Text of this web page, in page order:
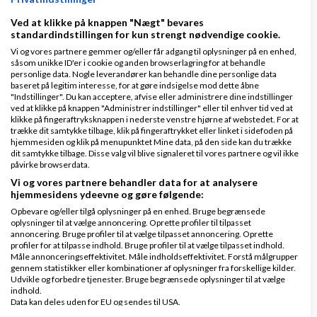
hvordan gøres en side "usynlig"?
Nyeste indlægafLouise ,den 11-08-2007 kl.
21:55
1 2 3 4
Det er egentlig ret vildt... AI-abonnementer
Nyeste indlægafGrN.dk - AI Automatisering -
Ved at klikke på knappen "Nægt" bevares
standardindstillingen for kun strengt nødvendige cookie.
Vi og vores partnere gemmer og/eller får adgang til oplysninger på en enhed,
såsom unikke ID'er i cookie og anden browserlagring for at behandle
personlige data. Nogle leverandører kan behandle dine personlige data
baseret på legitim interesse, for at gøre indsigelse mod dette åbne
"Indstillinger". Du kan acceptere, afvise eller administrere dine indstillinger
ved at klikke på knappen "Administrer indstillinger" eller til enhver tid ved at
klikke på fingeraftryksknappen i nederste venstre hjørne af webstedet. For at
trække dit samtykke tilbage, klik på fingeraftrykket eller linket i sidefoden på
hjemmesiden og klik på menupunktet Mine data, på den side kan du trække
dit samtykke tilbage. Disse valg vil blive signaleret til vores partnere og vil ikke
påvirke browserdata.
Vi og vores partnere behandler data for at analysere
hjemmesidens ydeevne og gøre følgende:
Opbevare og/eller tilgå oplysninger på en enhed. Bruge begrænsede
oplysninger til at vælge annoncering. Oprette profiler til tilpasset
annoncering. Bruge profiler til at vælge tilpasset annoncering. Oprette
profiler for at tilpasse indhold. Bruge profiler til at vælge tilpasset indhold.
Måle annonceringseffektivitet. Måle indholdseffektivitet. Forstå målgrupper
gennem statistikker eller kombinationer af oplysninger fra forskellige kilder.
Udvikle og forbedre tjenester. Bruge begrænsede oplysninger til at vælge
indhold.
Data kan deles uden for EU og sendes til USA.